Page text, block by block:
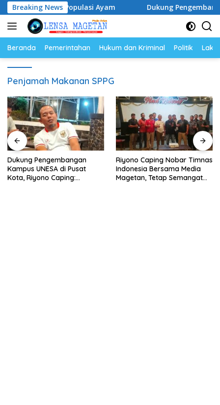
Langsung
ke
konten
Breaking News
dan Populasi Ayam Dukung Pengembangan
Beranda Pemerintahan Hukum dan Kriminal Politik
Penjamah Makanan SPPG
Dukung Pengembangan
Kampus UNESA di Pusat
Kota, Riyono Caping:
Riyono Caping Nobar Timnas
Indonesia Bersama Media
Magetan, Tetap Semangat